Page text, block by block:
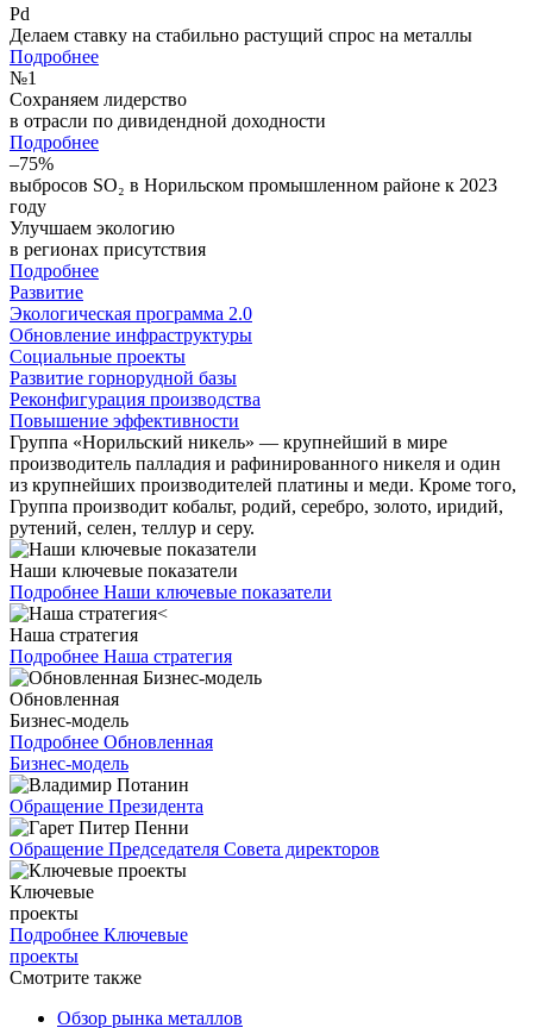
Pd
Делаем ставку на стабильно растущий спрос на металлы
Подробнее
№1
Сохраняем лидерство
в отрасли по дивидендной доходности
Подробнее
–75%
выбросов SO₂ в Норильском промышленном районе к 2023
году
Улучшаем экологию
в регионах присутствия
Подробнее
Развитие
Экологическая программа 2.0
Обновление инфраструктуры
Социальные проекты
Развитие горнорудной базы
Реконфигурация производства
Повышение эффективности
Группа «Норильский никель» — крупнейший в мире
производитель палладия и рафинированного никеля и один
из крупнейших производителей платины и меди. Кроме того,
Группа производит кобальт, родий, серебро, золото, иридий,
рутений, селен, теллур и серу.
Наши ключевые показатели
Подробнее Наши ключевые показатели
Наша стратегия
Подробнее Наша стратегия
Обновленная
Бизнес-модель
Подробнее Обновленная
Бизнес-модель
Обращение Президента
Обращение Председателя Совета директоров
Ключевые
проекты
Подробнее Ключевые
проекты
Смотрите также
Обзор рынка металлов